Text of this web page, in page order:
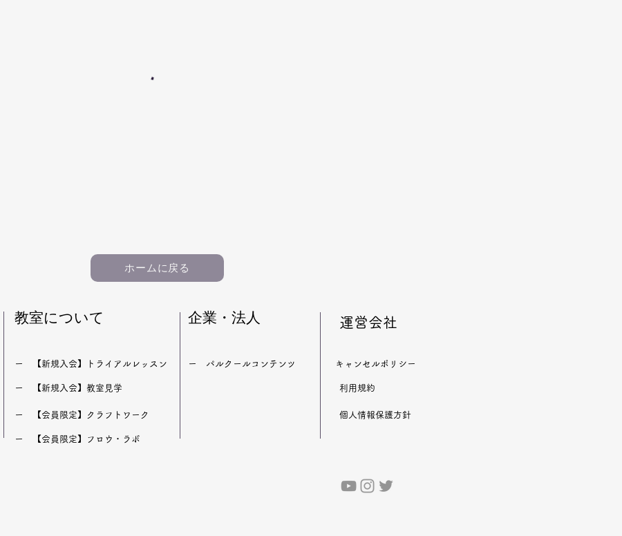
ホームに戻る
​教室について 企業・法人 ​運営会社
​ー 【新規入会】トライアルレッスン ​ー パルクールコンテンツ ​キャンセルポリシー
​ー 【新規入会】教室見学 ​利用規約
​ー 【会員限定】クラフトワーク ​個人情報保護方針
​ー 【会員限定】フロウ・ラボ